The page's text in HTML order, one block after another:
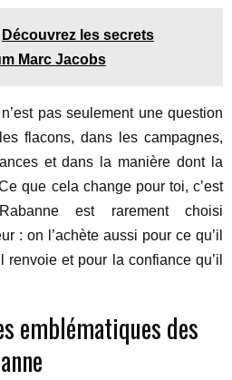
Découvrez les secrets
Marc Jacobs
pas seulement une question
flacons, dans les campagnes,
et dans la manière dont la
que cela change pour toi, c’est
est rarement choisi
: on l’achète aussi pour ce qu’il
renvoie et pour la confiance qu’il
emblématiques des